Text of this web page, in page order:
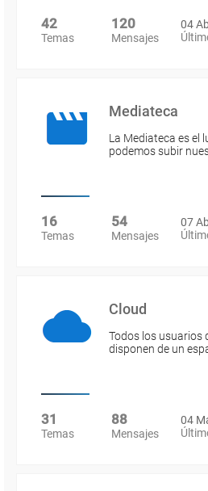
42
Temas
120
Mensajes
04
Mediateca
La Mediateca es el
podemos subir
16
Temas
54
Mensajes
07
Cloud
Todos los usuarios
disponen de un
31
Temas
88
Mensajes
04